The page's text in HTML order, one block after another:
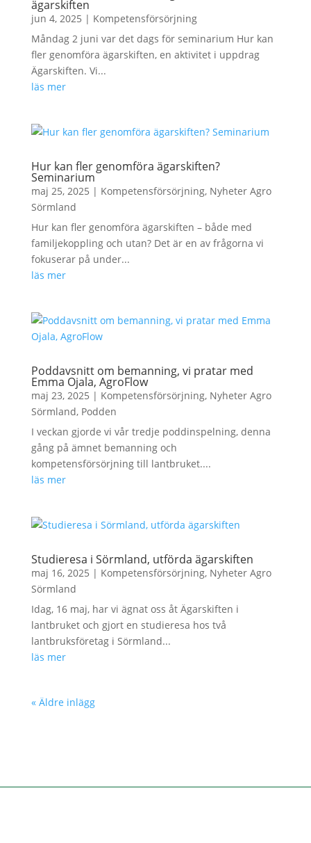
ägarskiften
jun 4, 2025 | Kompetensförsörjning
Måndag 2 juni var det dags för seminarium Hur kan
fler genomföra ägarskiften, en aktivitet i uppdrag
Ägarskiften. Vi...
läs mer
Hur kan fler genomföra ägarskiften?
Seminarium
maj 25, 2025 | Kompetensförsörjning, Nyheter Agro
Sörmland
Hur kan fler genomföra ägarskiften – både med
familjekoppling och utan? Det är en av frågorna vi
fokuserar på under...
läs mer
Poddavsnitt om bemanning, vi pratar med
Emma Ojala, AgroFlow
maj 23, 2025 | Kompetensförsörjning, Nyheter Agro
Sörmland, Podden
I veckan gjorde vi vår tredje poddinspelning, denna
gång på ämnet bemanning och
kompetensförsörjning till lantbruket....
läs mer
Studieresa i Sörmland, utförda ägarskiften
maj 16, 2025 | Kompetensförsörjning, Nyheter Agro
Sörmland
Idag, 16 maj, har vi ägnat oss åt Ägarskiften i
lantbruket och gjort en studieresa hos två
lantbruksföretag i Sörmland...
läs mer
« Äldre inlägg